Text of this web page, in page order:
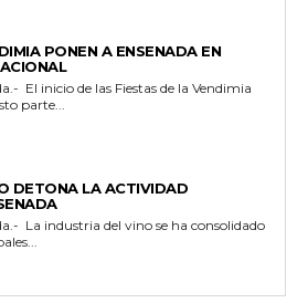
PONEN A ENSENADA EN
parte...
DETONA LA ACTIVIDAD